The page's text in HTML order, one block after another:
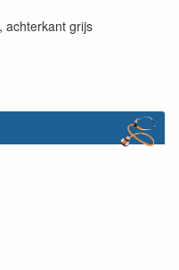
achterkant grijs